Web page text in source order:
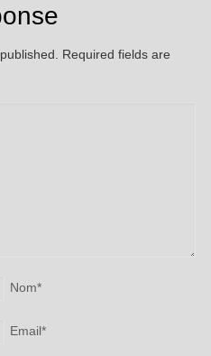
Required fields are
Nom*
Email*